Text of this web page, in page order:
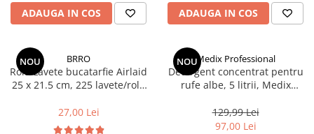
Sfoara si franghii
prindere
Mufe si conectori irigare
Pavaje si borduri
Programatoare stropire
Termometre Meteo
Pentru toaleta si wc
Solutii pentru suprafetele din lemn
Solutii specializate
Solutii profesionale pentru
Solutii professionale pentru
ADAUGA IN COS ADAUGA IN COS
NOU BRRO
Rola Lavete bucatarfie Airlaid
25 x 21.5 cm, 225 lavete/rola
27,00 Lei
NOUMedix Professional
Detergent concentrat pentru
rufe albe, 5 litrii, Medix
129,99 Lei
97,00 Lei